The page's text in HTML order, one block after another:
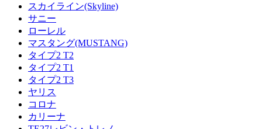
スカイライン(Skyline)
サニー
ローレル
マスタング(MUSTANG)
タイプ2 T2
タイプ2 T1
タイプ2 T3
ヤリス
コロナ
カリーナ